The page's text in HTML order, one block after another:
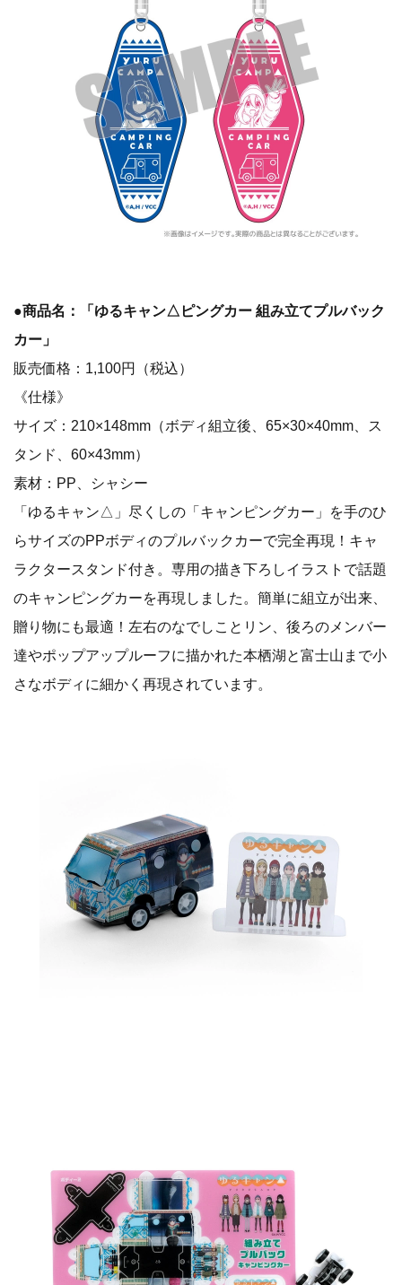
●商品名：「ゆるキャン△ピングカー 組み立てプルバック
カー」
販売価格：1,100円（税込）
《仕様》
サイズ：210×148mm（ボディ組立後、65×30×40mm、ス
タンド、60×43mm）
素材：PP、シャシー
「ゆるキャン△」尽くしの「キャンピングカー」を手のひ
らサイズのPPボディのプルバックカーで完全再現！キャ
ラクタースタンド付き。専用の描き下ろしイラストで話題
のキャンピングカーを再現しました。簡単に組立が出来、
贈り物にも最適！左右のなでしことリン、後ろのメンバー
達やポップアップルーフに描かれた本栖湖と富士山まで小
さなボディに細かく再現されています。